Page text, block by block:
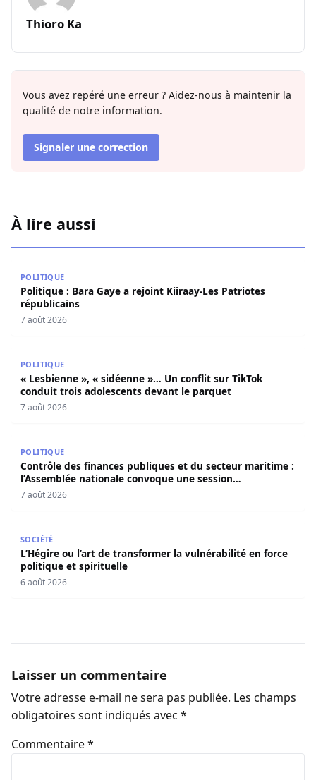
Thioro Ka
Vous avez repéré une erreur ? Aidez-nous à maintenir la
qualité de notre information.
Signaler une correction
À lire aussi
POLITIQUE
Politique : Bara Gaye a rejoint Kiiraay-Les Patriotes
républicains
7 août 2026
POLITIQUE
« Lesbienne », « sidéenne »… Un conflit sur TikTok
conduit trois adolescents devant le parquet
7 août 2026
POLITIQUE
Contrôle des finances publiques et du secteur maritime :
l’Assemblée nationale convoque une session
extraordinaire
7 août 2026
SOCIÉTÉ
L’Hégire ou l’art de transformer la vulnérabilité en force
politique et spirituelle
6 août 2026
Laisser un commentaire
Votre adresse e-mail ne sera pas publiée. Les champs
obligatoires sont indiqués avec *
Commentaire*